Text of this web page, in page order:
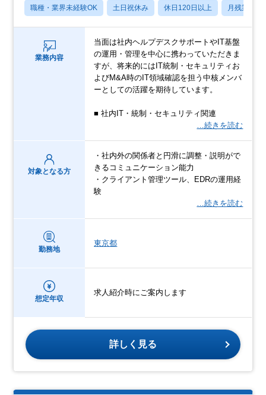
職種・業界未経験OK 土日祝休み 休日120日以上 月残業20
業務内容
当面は社内ヘルプデスクサポートやIT基盤
の運用・管理を中心に携わっていただきま
すが、将来的にはIT統制・セキュリティお
よびM&A時のIT領域確認を担う中核メンバ
ーとしての活躍を期待しています。
■ 社内IT・統制・セキュリティ関連
…続きを読む
対象となる方
・社内外の関係者と円滑に調整・説明がで
きるコミュニケーション能力
・クライアント管理ツール、EDRの運用経
験
…続きを読む
勤務地
東京都
想定年収
求人紹介時にご案内します
詳しく見る